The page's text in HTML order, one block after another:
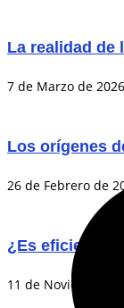
La realidad de
7 de Marzo de 2026
Los orígenes
26 de Febrero de
¿Es eficiente
11 de Noviembre